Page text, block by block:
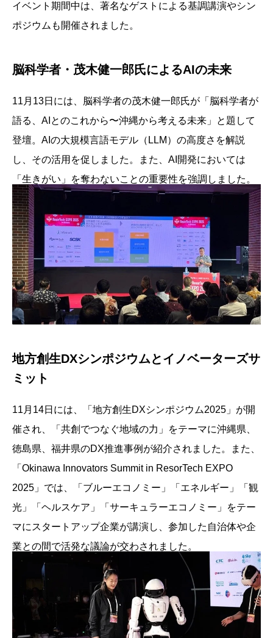
イベント期間中は、著名なゲストによる基調講演やシン
ポジウムも開催されました。
脳科学者・茂木健一郎氏によるAIの未来
11月13日には、脳科学者の茂木健一郎氏が「脳科学者が
語る、AIとのこれから〜沖縄から考える未来」と題して
登壇。AIの大規模言語モデル（LLM）の高度さを解説
し、その活用を促しました。また、AI開発においては
「生きがい」を奪わないことの重要性を強調しました。
地方創生DXシンポジウムとイノベーターズサ
ミット
11月14日には、「地方創生DXシンポジウム2025」が開
催され、「共創でつなぐ地域の力」をテーマに沖縄県、
徳島県、福井県のDX推進事例が紹介されました。また、
「Okinawa Innovators Summit in ResorTech EXPO
2025」では、「ブルーエコノミー」「エネルギー」「観
光」「ヘルスケア」「サーキュラーエコノミー」をテー
マにスタートアップ企業が講演し、参加した自治体や企
業との間で活発な議論が交わされました。